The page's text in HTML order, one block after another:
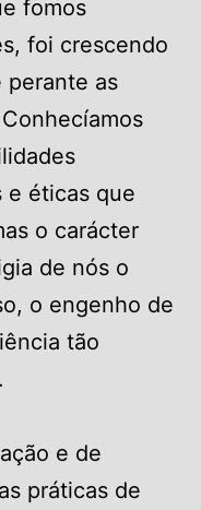
fomos
foi crescendo
perante as
e éticas que
o carácter
de nós o
o engenho de
tão
e de
práticas de